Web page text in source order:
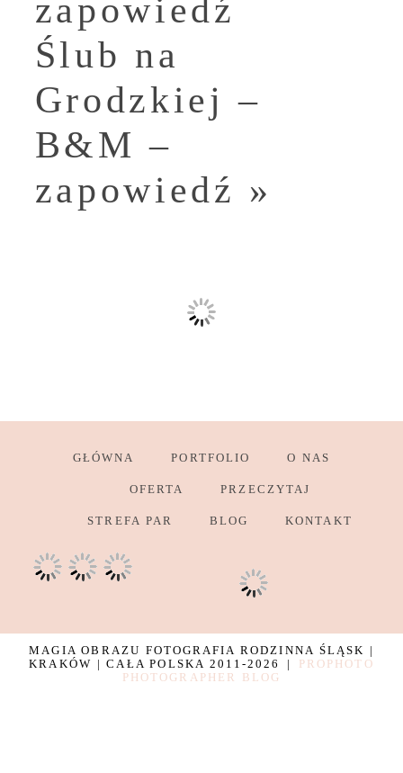
zapowiedź
Ślub na
Grodzkiej –
B&M –
zapowiedź »
GŁÓWNA PORTFOLIO O NAS
OFERTA PRZECZYTAJ
STREFA PAR BLOG KONTAKT
MAGIA OBRAZU FOTOGRAFIA RODZINNA ŚLĄSK |
KRAKÓW | CAŁA POLSKA 2011-2026
|
PROPHOTO
PHOTOGRAPHER BLOG